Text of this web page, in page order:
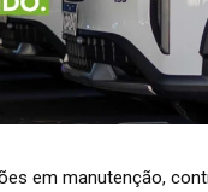
em manutenção,